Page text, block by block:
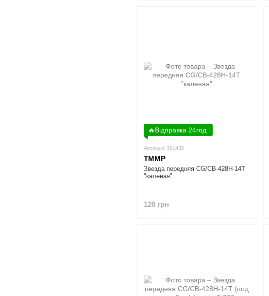
🔥Відправка 24год.
Артикул: 321435
TMMP
Звезда передняя CG/CB-428H-14T
"каленая"
128 грн